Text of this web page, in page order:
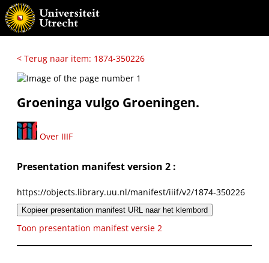
< Terug naar item: 1874-350226
Groeninga vulgo Groeningen.
Over IIIF
Presentation manifest version 2 :
https://objects.library.uu.nl/manifest/iiif/v2/1874-350226
Kopieer presentation manifest URL naar het klembord
Toon presentation manifest versie 2